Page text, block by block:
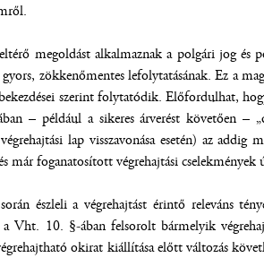
megoldást alkalmaznak a polgári jog és
zökkenőmentes lefolytatásának. Ez a
szerint folytatódik. Előfordulhat,
– például a sikeres árverést követően
lap visszavonása esetén) az addig
már foganatosított végrehajtási cselekmények
észleli a végrehajtást érintő releváns
a Vht. 10. §-ában felsorolt bármelyik
okirat kiállítása előtt változás